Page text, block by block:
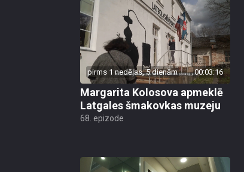
pirms 1 nedēļas, 5 dienām 00:03:16
Margarita Kolosova apmeklē
Latgales šmakovkas muzeju
68. epizode